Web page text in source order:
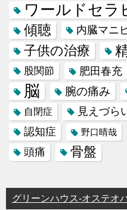
ワールドセラ
傾聴 内臓マニ
子供の治療
股関節 肥田春充
脳 腕の痛み
自閉症 見えづら
認知症 野口晴哉
頭痛 骨盤
グリーンハウス-オステオ